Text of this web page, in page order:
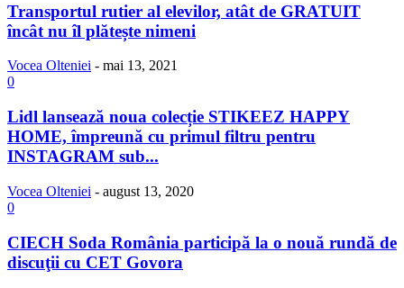
Transportul rutier al elevilor, atât de GRATUIT
încât nu îl plătește nimeni
Vocea Olteniei - mai 13, 2021
0
Lidl lansează noua colecție STIKEEZ HAPPY
HOME, împreună cu primul filtru pentru
INSTAGRAM sub...
Vocea Olteniei - august 13, 2020
0
CIECH Soda România participă la o nouă rundă de
discuţii cu CET Govora